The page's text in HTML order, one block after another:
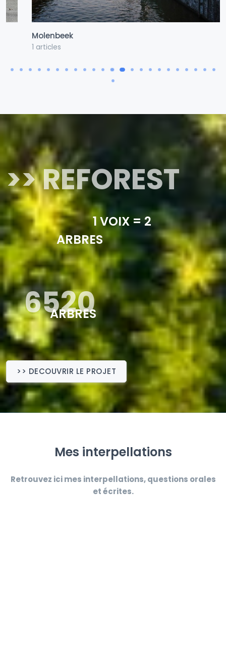
Molenbeek
1 articles
>> REFOREST
1 VOIX = 2
ARBRES
6520
ARBRES
>> DECOUVRIR LE PROJET
Mes interpellations
Retrouvez ici mes interpellations, questions orales
et écrites.